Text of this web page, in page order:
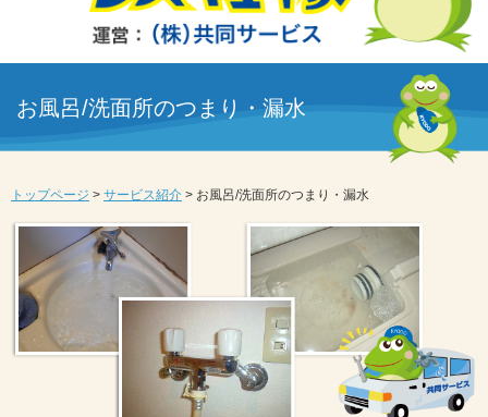
お風呂/洗面所のつまり・漏水
トップページ > サービス紹介 > お風呂/洗面所のつまり・漏水